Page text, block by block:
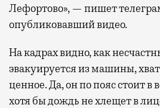
Лефортово», — пишет
опубликовавший видео.
На кадрах видно, как
эвакуируется из машины,
ценное. Да, он по пояс стоит в
хотя бы дождь не хлещет в